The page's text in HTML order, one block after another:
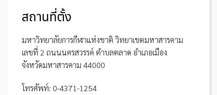
สถานที่ตั้ง
มหาวิทยาลัยการกีฬาแห่งชาติ วิทยาเขตมหาสารคาม
เลขที่ 2 ถนนนครสวรรค์ ตำบลตลาด อำเภอเมือง
จังหวัดมหาสารคาม 44000
โทรศัพท์: 0-4371-1254